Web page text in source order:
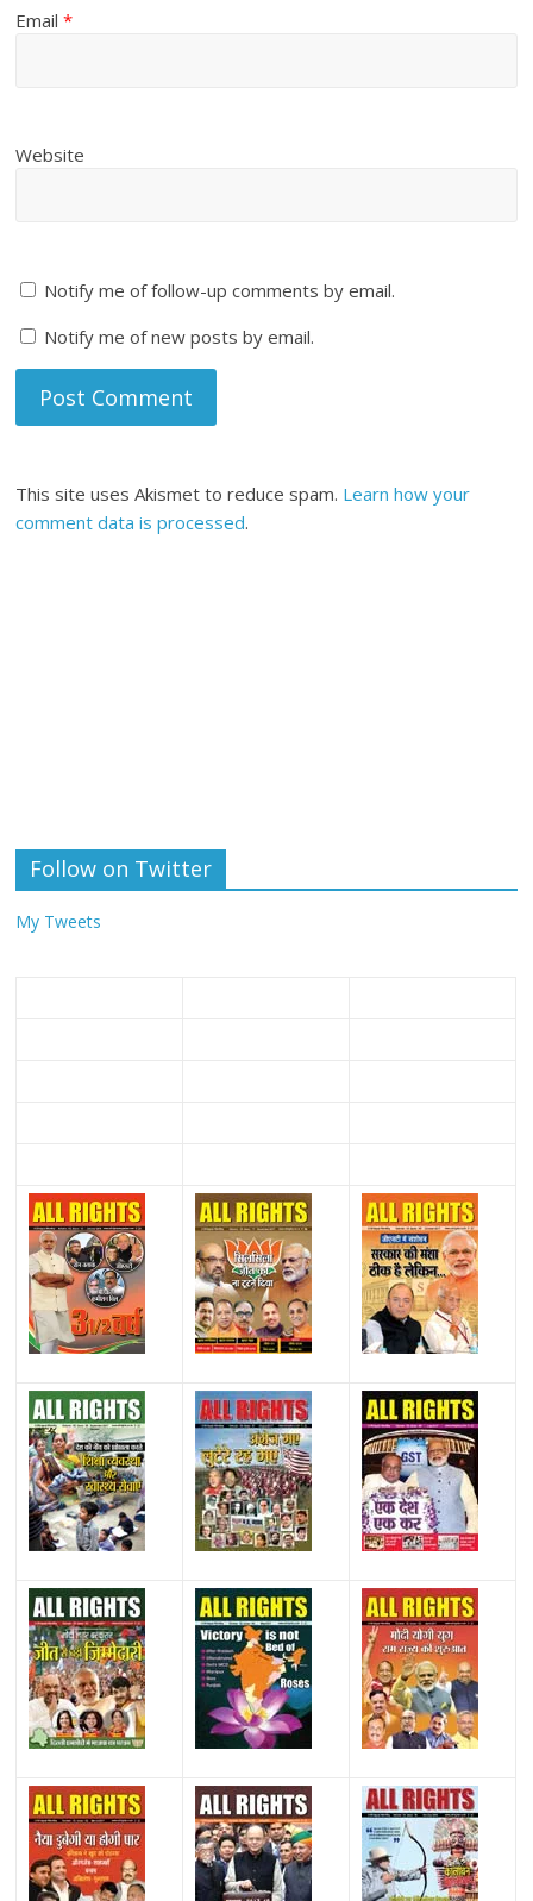
Email*
Website
Notify me of follow-up comments by email.
Notify me of new posts by email.
This site uses Akismet to reduce spam. Learn how your
comment data is processed.
Follow on Twitter
My Tweets